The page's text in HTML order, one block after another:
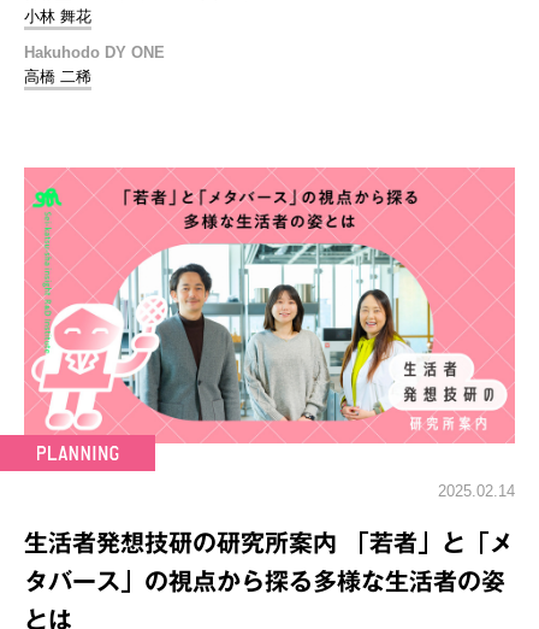
小林 舞花
Hakuhodo DY ONE
高橋 二稀
2025.02.14
生活者発想技研の研究所案内 「若者」と「メ
タバース」の視点から探る多様な生活者の姿
とは